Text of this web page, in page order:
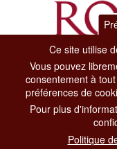
Dipartimento
Via di San Basilio,
00187 Roma
Ce site utilise
Vous pouvez
consentement à
préférences de
Pour plus
Politique